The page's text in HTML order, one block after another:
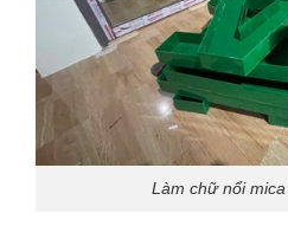
Làm chữ nổi